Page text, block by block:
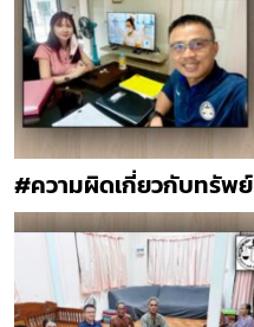
#ความผิดเกี่ยวกับทรัพย์